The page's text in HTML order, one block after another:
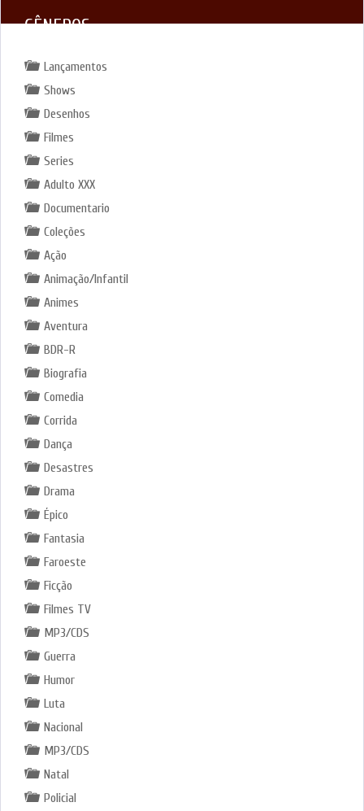
GÊNEROS
Lançamentos
Shows
Desenhos
Filmes
Series
Adulto XXX
Documentario
Coleções
Ação
Animação/Infantil
Animes
Aventura
BDR-R
Biografia
Comedia
Corrida
Dança
Desastres
Drama
Épico
Fantasia
Faroeste
Ficção
Filmes TV
MP3/CDS
Guerra
Humor
Luta
Nacional
MP3/CDS
Natal
Policial